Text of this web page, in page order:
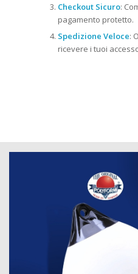
Checkout Sicuro:
pagamento protetto.
Spedizione Veloce:
ricevere i tuoi